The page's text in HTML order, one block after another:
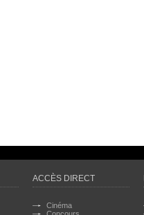
ACCÈS DIRECT
Cinéma